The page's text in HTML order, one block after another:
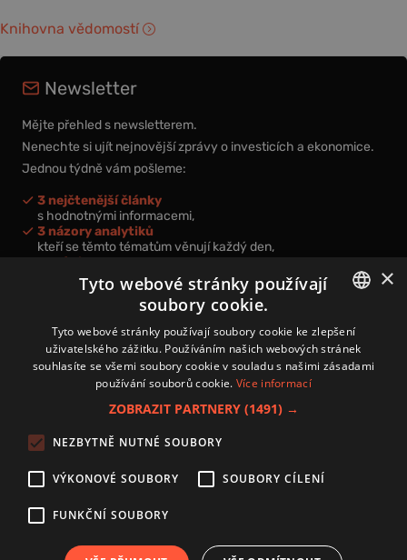
Knihovna vědomostí
Newsletter
Mějte přehled s newsletterem.
Nenechte si ujít nejnovější zprávy o investicích a ekonomice.
Jednou týdně vám pošleme:
3 nejčtenější články
s hodnotnými informacemi,
3 názory analytiků
kteří se těmto tématům věnují každý den,
nová videa a podcasty
k prohloubení vašich znalostí.
Přihlášením k newsletteru vyjadřujete svůj souhlas spodmínkami
zpracování osobních údajů.
Zásady používání souborů cookies
Autoři
Nastavení cookies
CZECH
×
Tyto webové stránky používají
soubory cookie.
Tyto webové stránky používají soubory cookie ke zlepšení
uživatelského zážitku. Používáním našich webových stránek
souhlasíte se všemi soubory cookie v souladu s našimi zásadami
používání souborů cookie. Více informací
ZOBRAZIT PARTNERY (1491) →
NEZBYTNĚ NUTNÉ SOUBORY
VÝKONOVÉ SOUBORY SOUBORY CÍLENÍ
FUNKČNÍ SOUBORY